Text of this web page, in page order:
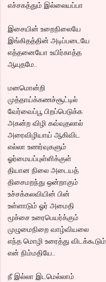
எச்சகத்தும் இல்லையப்பா
இசையின் உறைநிலையே
இங்கிதத்தின் அடிப்படையே
எத்தனையோ உயிர்காத்த
ஆயுதமே..
மனமொன்றி
முத்தாய்க்கணச்சூட்டில்
வேர்வைப்பூ பிறப்பெடுக்க
அகன்ற விழி கவ்வுதலால்
அரைவிழியாய் ஆகிவிட
எல்லா உணர்வுகளும்
ஓர்மையப்புள்ளிக்குள்
தியான நிலை அடையத்
திசைமறந்து ஒன்றாகும்
உச்சக்கலவியின் பின்
உள்ளாடும் ஓர் அமைதி
மூச்சை உரைபெயர்க்கும்
முழுமைநிறை வாழ்வியலை
எந்த மொழி உரைத்து விடக்கூடும்
என் நிம்மதியே..
நீ இல்லா இடமெல்லாம்